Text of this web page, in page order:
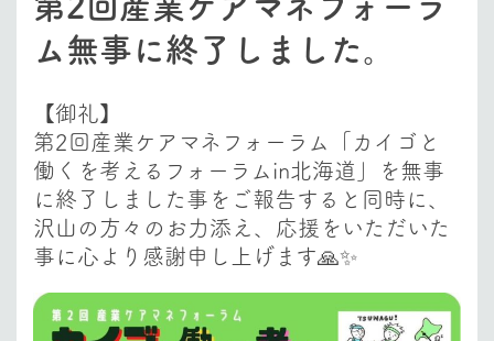
第2回産業ケアマネフォーラ
ム無事に終了しました。
【御礼】
第2回産業ケアマネフォーラム「カイゴと
働くを考えるフォーラムin北海道」を無事
に終了しました事をご報告すると同時に、
沢山の方々のお力添え、応援をいただいた
事に心より感謝申し上げます🙏✨